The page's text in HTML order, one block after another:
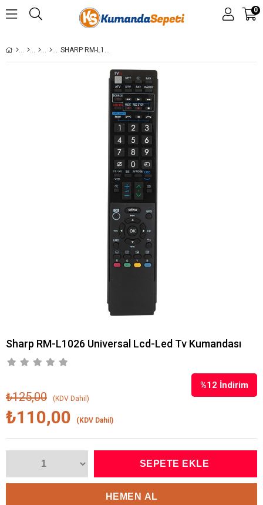
0
SHARP RM-L1026 UNIVERSAL LCD-LED TV KUMANDASI
Sharp RM-L1026 Universal Lcd-Led Tv Kumandası
%12 İndirim
₺125,00 (KDV Dahil)
₺110,00 (KDV Dahil)